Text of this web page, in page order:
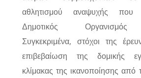
αθλητισμού αναψυχής που
Δημοτικός Οργανισμός
Συγκεκριμένα, στόχοι της
επιβεβαίωση της δομικής
κλίμακας της ικανοποίησης από